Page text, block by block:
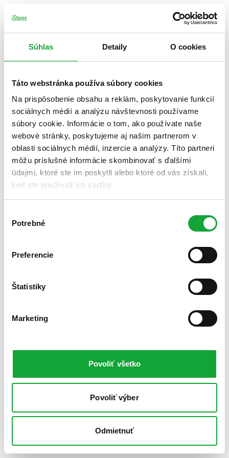
Súhlas Detaily O cookies
Táto webstránka používa súbory cookies
Na prispôsobenie obsahu a reklám, poskytovanie funkcií
sociálnych médií a analýzu návštevnosti používame
súbory cookie. Informácie o tom, ako používate naše
webové stránky, poskytujeme aj našim partnerom v
oblasti sociálnych médií, inzercie a analýzy. Títo partneri
môžu príslušné informácie skombinovať s ďalšími
údajmi, ktoré ste im poskytli alebo ktoré od vás získali,
keď ste používali ich služby.
súhlasu
Potrebné
Preferencie
Štatistiky
Marketing
Povoliť všetko
Povoliť výber
Odmietnuť